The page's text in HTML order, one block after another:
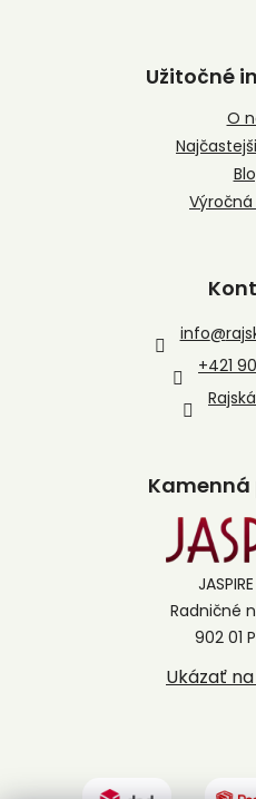
Užitočné
O
info@
+421
Radničné
902 01
Ukázať